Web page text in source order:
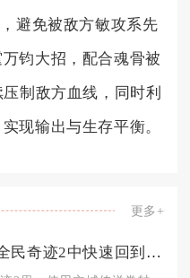
避免被敌方敏攻系先
钧大招，配合魂骨被
制敌方血线，同时利
现输出与生存平衡。
更多+
如何在全民奇迹2中快速回到城市